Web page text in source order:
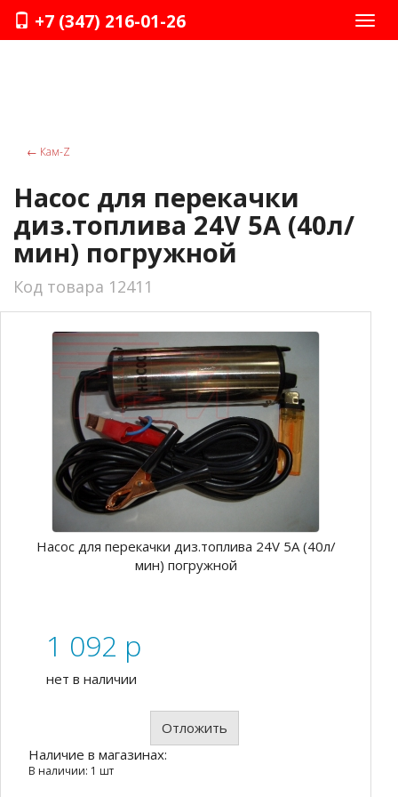
+7 (347) 216-01-26
← Кам-Z
Насос для перекачки
диз.топлива 24V 5А (40л/
мин) погружной
Код товара 12411
Насос для перекачки диз.топлива 24V 5А (40л/
мин) погружной
1 092 p
нет в наличии
Отложить
Наличие в магазинах:
В наличии: 1 шт